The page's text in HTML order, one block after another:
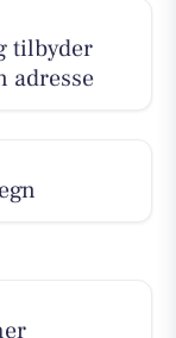
tilbyder
adresse